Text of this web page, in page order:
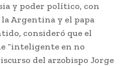
y poder político, con
Argentina y el papa
consideró que el
“inteligente en no
del arzobispo Jorge